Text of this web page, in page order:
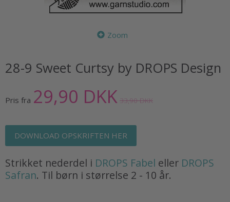
Zoom
28-9 Sweet Curtsy by DROPS Design
Pris fra 29,90 DKK 33,90 DKK
DOWNLOAD OPSKRIFTEN HER
Strikket nederdel i DROPS Fabel eller DROPS
Safran. Til børn i størrelse 2 - 10 år.